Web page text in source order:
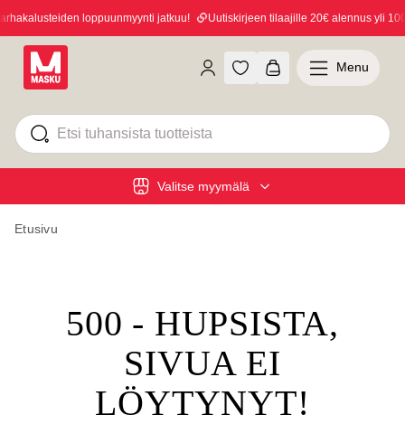
loppuunmyynti jatkuu! Uutiskirjeen tilaajille 20€ alennus yli
Valitse myymälä
Menu
Etusivu
500 - HUPSISTA,
SIVUA EI
LÖYTYNYT!